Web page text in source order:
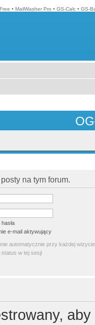
• MailWasher Pro • GS-Calc • GS-
na tym forum.
e-mail aktywujący
automatycznie przy każdej wizycie
status w tej sesji